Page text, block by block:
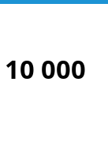
000